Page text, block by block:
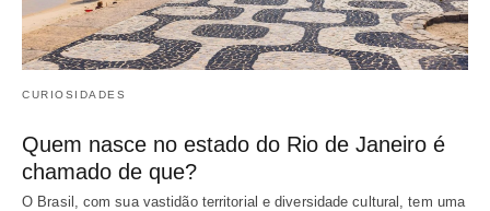
CURIOSIDADES
Quem nasce no estado do Rio de Janeiro é
chamado de que?
O Brasil, com sua vastidão territorial e diversidade cultural, tem uma